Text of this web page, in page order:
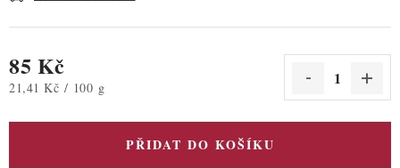
85 Kč
Měrná cena:
21,41 Kč / 100 g
PŘIDAT DO KOŠÍKU